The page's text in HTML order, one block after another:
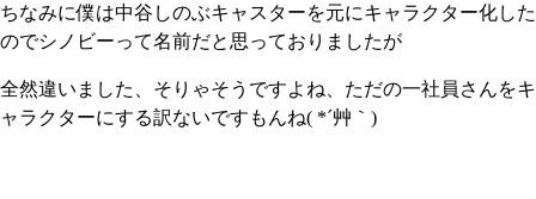
ちなみに僕は中谷しのぶキャスターを元にキャラクター化した
のでシノビーって名前だと思っておりましたが
全然違いました、そりゃそうですよね、ただの一社員さんをキ
ャラクターにする訳ないですもんね( *´艸｀)